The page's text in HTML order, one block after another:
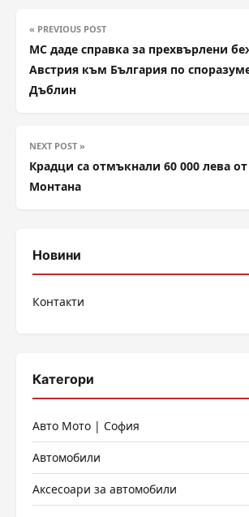
« PREVIOUS POST
МС даде справка за прехвърлени
Австрия към България по
Дъблин
NEXT POST »
Крадци са отмъкнали 60 000 лева
Монтана
Новини
Контакти
Категори
Авто Мото | София
Автомобили
Аксесоари за автомобили